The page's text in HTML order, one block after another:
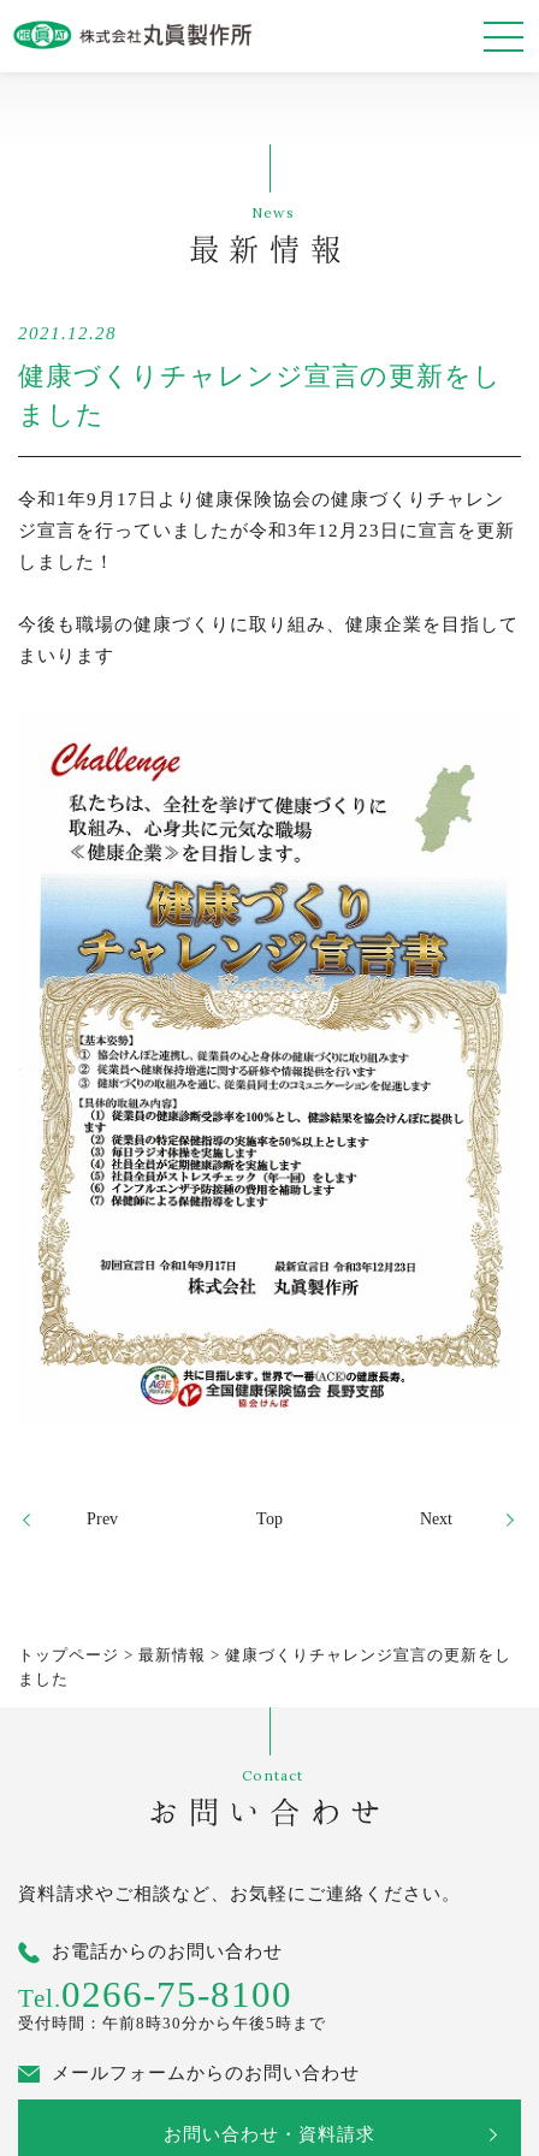
会社案内
お問い合わせ・資料請求
News
最新情報
2021.12.28
健康づくりチャレンジ宣言の更新をし
ました
令和1年9月17日より健康保険協会の健康づくりチャレン
ジ宣言を行っていましたが令和3年12月23日に宣言を更新
しました！
今後も職場の健康づくりに取り組み、健康企業を目指して
まいります
Prev Top Next
トップページ > 最新情報 > 健康づくりチャレンジ宣言の更新をし
ました
Contact
お問い合わせ
資料請求やご相談など、お気軽にご連絡ください。
お電話からのお問い合わせ
Tel.0266-75-8100
受付時間：午前8時30分から午後5時まで
メールフォームからのお問い合わせ
お問い合わせ・資料請求